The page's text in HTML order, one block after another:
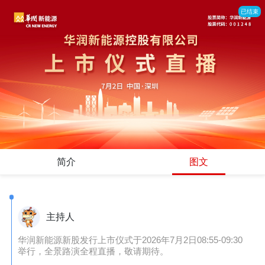
已结束
简介 图文
主持人
华润新能源新股发行上市仪式于2026年7月2日08:55-09:30
举行，全景路演全程直播，敬请期待。